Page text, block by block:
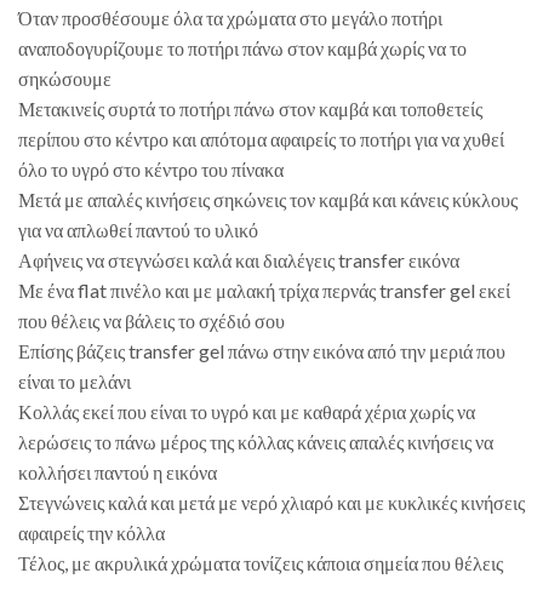
Όταν προσθέσουμε όλα τα χρώματα στο μεγάλο ποτήρι
αναποδογυρίζουμε το ποτήρι πάνω στον καμβά χωρίς να το
σηκώσουμε
Μετακινείς συρτά το ποτήρι πάνω στον καμβά και τοποθετείς
περίπου στο κέντρο και απότομα αφαιρείς το ποτήρι για να χυθεί
όλο το υγρό στο κέντρο του πίνακα
Μετά με απαλές κινήσεις σηκώνεις τον καμβά και κάνεις κύκλους
για να απλωθεί παντού το υλικό
Αφήνεις να στεγνώσει καλά και διαλέγεις transfer εικόνα
Με ένα flat πινέλο και με μαλακή τρίχα περνάς transfer gel εκεί
που θέλεις να βάλεις το σχέδιό σου
Επίσης βάζεις transfer gel πάνω στην εικόνα από την μεριά που
είναι το μελάνι
Κολλάς εκεί που είναι το υγρό και με καθαρά χέρια χωρίς να
λερώσεις το πάνω μέρος της κόλλας κάνεις απαλές κινήσεις να
κολλήσει παντού η εικόνα
Στεγνώνεις καλά και μετά με νερό χλιαρό και με κυκλικές κινήσεις
αφαιρείς την κόλλα
Τέλος, με ακρυλικά χρώματα τονίζεις κάποια σημεία που θέλεις